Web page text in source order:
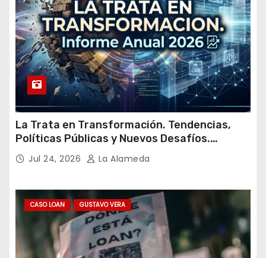
La Trata en Transformación. Tendencias,
Políticas Públicas y Nuevos Desafíos.
Argentina y el Mundo – Julio 2026
Jul 24, 2026 La Alameda
CASO LOAN GUSTAVO VERA